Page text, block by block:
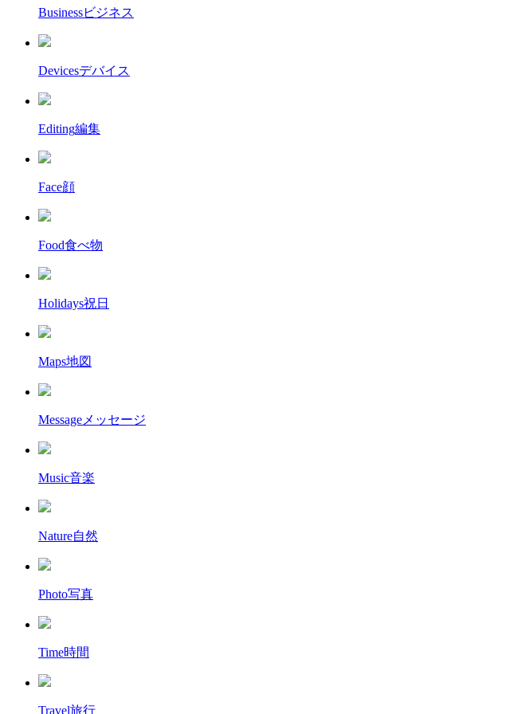
Businessビジネス
Devicesデバイス
Editing編集
Face顔
Food食べ物
Holidays祝日
Maps地図
Message メッセージ
Music音楽
Nature自然
Photo写真
Time時間
Travel旅行